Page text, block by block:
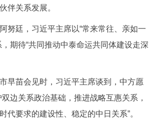
伴关系发展。
努廷，习近平主席以“常来常往、亲如一
期待“共同推动中泰命运共同体建设走深
早苗会见时，习近平主席谈到，中方愿
双边关系政治基础，推进战略互惠关系，
代要求的建设性、稳定的中日关系”。